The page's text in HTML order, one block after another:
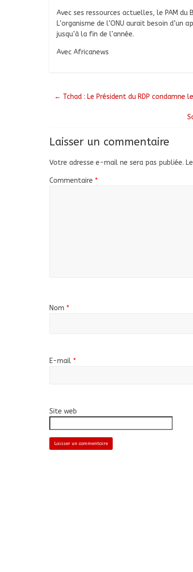
Avec ses ressources actuelles, le PAM du
L’organisme de l’ONU aurait besoin
jusqu’à la fin de l’année.
Avec Africanews
← Tchad : Le Président du RDP
Laisser un commentaire
Votre adresse e-mail ne sera pas publiée.
Commentaire *
Nom *
E-mail *
Site web